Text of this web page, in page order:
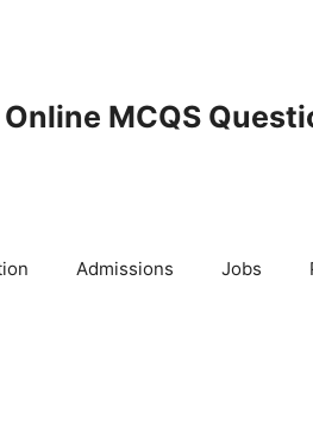
Online MCQS
Admissions Jobs